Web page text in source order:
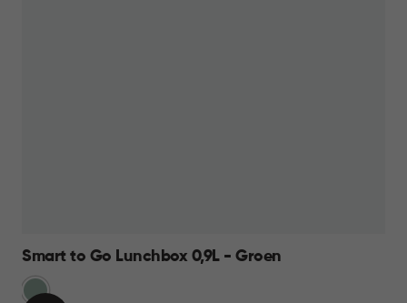
Smart to Go Lunchbox 0,9L - Groen
Groen